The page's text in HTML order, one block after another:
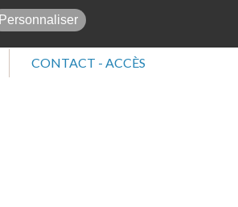
03 84 25 40 59
CONTACT - ACCÈS
Personnaliser